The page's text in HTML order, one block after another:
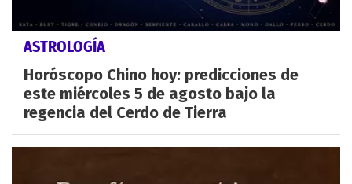
ASTROLOGÍA
Horóscopo Chino hoy: predicciones de
este miércoles 5 de agosto bajo la
regencia del Cerdo de Tierra